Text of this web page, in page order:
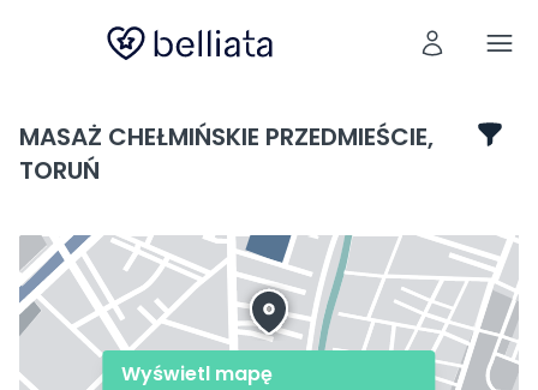
MASAŻ CHEŁMIŃSKIE PRZEDMIEŚCIE,
TORUŃ
Wyświetl mapę